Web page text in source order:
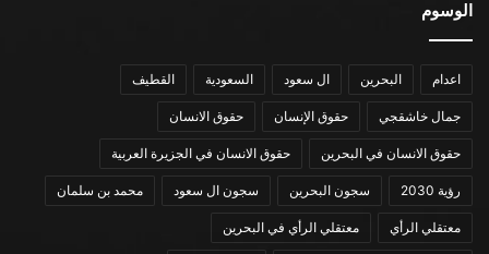
الوسوم
اعدام البحرين ال سعود السعودية القطيف
جمال خاشقجي حقوق الإنسان حقوق الانسان
حقوق الانسان في البحرين حقوق الانسان في الجزيرة العربية
رؤية 2030 سجون البحرين سجون ال سعود محمد بن سلمان
معتقلي الرأي معتقلي الرأي في البحرين